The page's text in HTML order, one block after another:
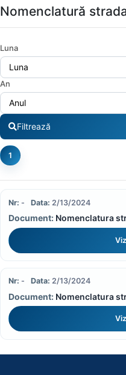
Nomenclatură
Luna
An
Filtrează
1
- 2/13/2024
Nomenclatura
- 2/13/2024
Nomenclatura